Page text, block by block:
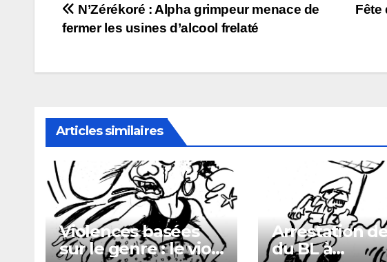
Navigation
l’article
Fête
N’Zérékoré : Alpha grimpeur menace de
fermer les usines d’alcool frelaté
Articles similaires
Violences basées
sur le genre : le viol,
Arrestation
du BL à